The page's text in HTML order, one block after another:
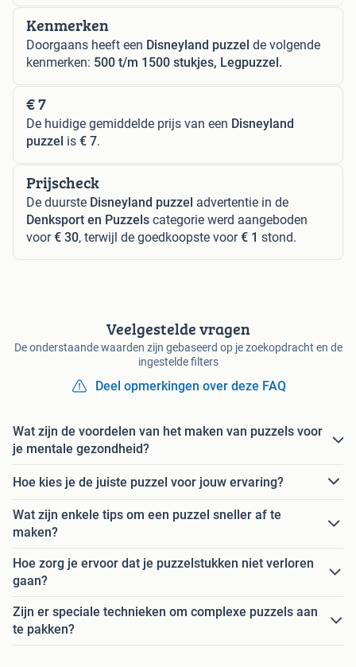
Kenmerken
Doorgaans heeft een Disneyland puzzel de volgende
kenmerken: 500 t/m 1500 stukjes, Legpuzzel.
€ 7
De huidige gemiddelde prijs van een Disneyland
puzzel is € 7.
Prijscheck
De duurste Disneyland puzzel advertentie in de
Denksport en Puzzels categorie werd aangeboden
voor€ 30, terwijl de goedkoopste voor€ 1 stond.
Veelgestelde vragen
De onderstaande waarden zijn gebaseerd op je zoekopdracht en de
ingestelde filters
Deel opmerkingen over deze FAQ
Wat zijn de voordelen van het maken van puzzels voor
je mentale gezondheid?
Hoe kies je de juiste puzzel voor jouw ervaring?
Wat zijn enkele tips om een puzzel sneller af te
maken?
Hoe zorg je ervoor dat je puzzelstukken niet verloren
gaan?
Zijn er speciale technieken om complexe puzzels aan
te pakken?